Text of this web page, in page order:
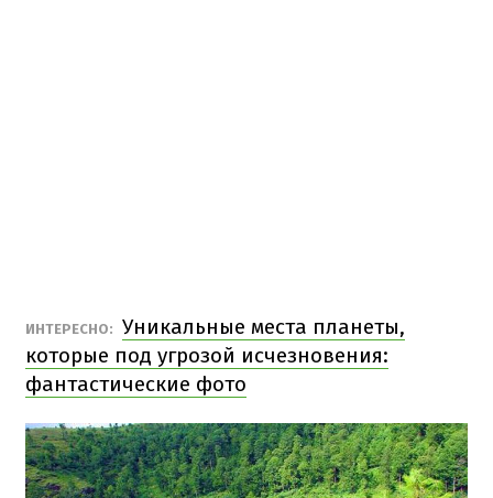
ИНТЕРЕСНО: Уникальные места планеты,
которые под угрозой исчезновения:
фантастические фото